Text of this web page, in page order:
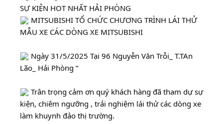
SỰ KIỆN HOT NHẤT HẢI PHÒNG
MITSUBISHI TỔ CHỨC CHƯƠNG TRÌNH LÁI THỬ
MẪU XE CÁC DÒNG XE MITSUBISHI
Ngày 31/5/2025 Tại 96 Nguyễn Văn Trỗi_ T.TAn
Lão_ Hải Phòng “
Trân trọng cảm ơn quý khách hàng đã tham dự sự
kiện, chiêm ngưỡng , trải nghiệm lái thử các dòng xe
làm khuynh đảo thị trường.